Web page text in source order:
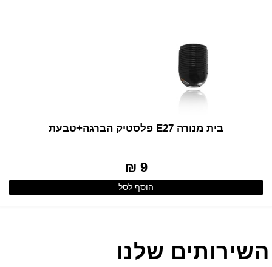
בית מנורה E27 פלסטיק הברגה+טבעת
9 ₪
הוסף לסל
השירותים שלנו